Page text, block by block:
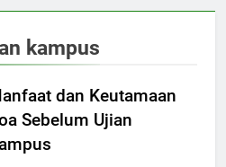
kampus
dan Keutamaan
Sebelum Ujian